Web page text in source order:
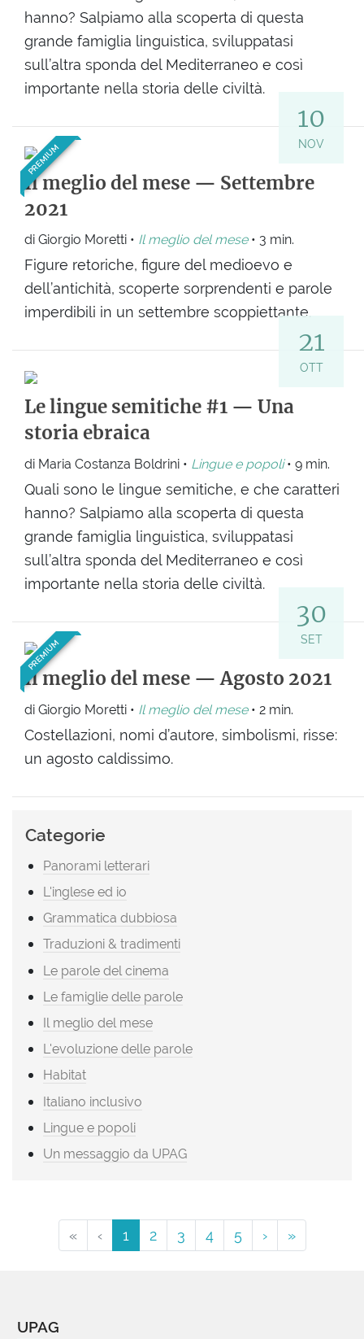
hanno? Salpiamo alla scoperta di questa
grande famiglia linguistica, sviluppatasi
sull’altra sponda del Mediterraneo e così
importante nella storia delle civiltà.
PREMIUM
10
NOV
Il meglio del mese — Settembre
2021
di Giorgio Moretti • Il meglio del mese • 3 min.
Figure retoriche, figure del medioevo e
dell’antichità, scoperte sorprendenti e parole
imperdibili in un settembre scoppiettante.
21
OTT
Le lingue semitiche #1 — Una
storia ebraica
di Maria Costanza Boldrini • Lingue e popoli• 9 min.
Quali sono le lingue semitiche, e che caratteri
hanno? Salpiamo alla scoperta di questa
grande famiglia linguistica, sviluppatasi
sull’altra sponda del Mediterraneo e così
importante nella storia delle civiltà.
PREMIUM
30
SET
Il meglio del mese — Agosto 2021
di Giorgio Moretti • Il meglio del mese • 2 min.
Costellazioni, nomi d’autore, simbolismi, risse:
un agosto caldissimo.
Categorie
Panorami letterari
L'inglese ed io
Grammatica dubbiosa
Traduzioni & tradimenti
Le parole del cinema
Le famiglie delle parole
Il meglio del mese
L'evoluzione delle parole
Habitat
Italiano inclusivo
Lingue e popoli
Un messaggio da UPAG
« ‹ 1 2 3 4 5 › »
UPAG